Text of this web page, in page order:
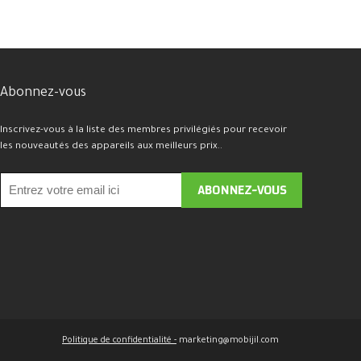
Abonnez-vous
Inscrivez-vous à la liste des membres privilégiés pour recevoir
les nouveautés des appareils aux meilleurs prix..
Politique de confidentialité - marketing@mobijil.com